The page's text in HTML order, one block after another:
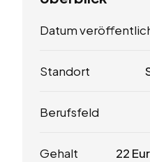
Datum
Standort
Berufsfeld
Gehalt 22